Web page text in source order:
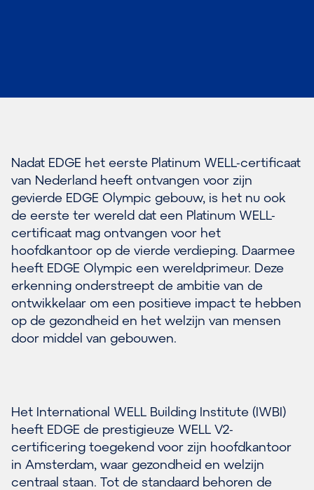
Nadat EDGE het eerste Platinum WELL-certificaat
van Nederland heeft ontvangen voor zijn
gevierde EDGE Olympic gebouw, is het nu ook
de eerste ter wereld dat een Platinum WELL-
certificaat mag ontvangen voor het
hoofdkantoor op de vierde verdieping. Daarmee
heeft EDGE Olympic een wereldprimeur. Deze
erkenning onderstreept de ambitie van de
ontwikkelaar om een positieve impact te hebben
op de gezondheid en het welzijn van mensen
door middel van gebouwen.
Het International WELL Building Institute (IWBI)
heeft EDGE de prestigieuze WELL V2-
certificering toegekend voor zijn hoofdkantoor
in Amsterdam, waar gezondheid en welzijn
centraal staan. Tot de standaard behoren de